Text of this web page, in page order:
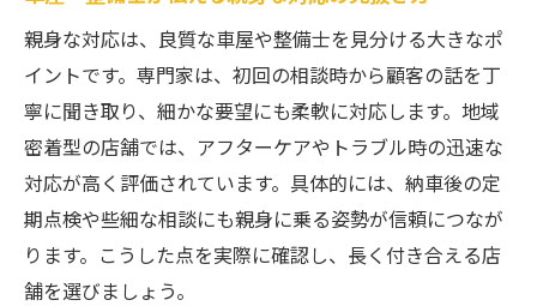
親身な対応は、良質な車屋や整備士を見分ける大きなポ
イントです。専門家は、初回の相談時から顧客の話を丁
寧に聞き取り、細かな要望にも柔軟に対応します。地域
密着型の店舗では、アフターケアやトラブル時の迅速な
対応が高く評価されています。具体的には、納車後の定
期点検や些細な相談にも親身に乗る姿勢が信頼につなが
ります。こうした点を実際に確認し、長く付き合える店
舗を選びましょう。